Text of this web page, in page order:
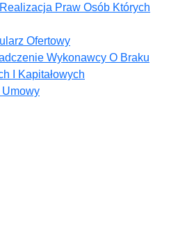
Praw Osób Których
Ofertowy
Wykonawcy O Braku
I Kapitałowych
Umowy